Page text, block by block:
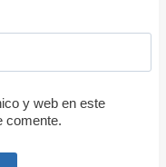
y web en este
comente.